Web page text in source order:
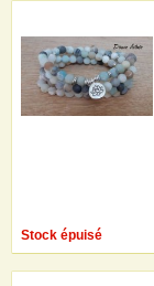
Stock épuisé